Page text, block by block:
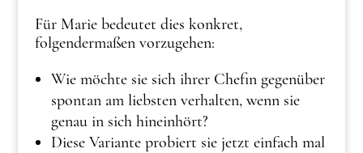
Für Marie bedeutet dies konkret,
folgendermaßen vorzugehen:
Wie möchte sie sich ihrer Chefin gegenüber
spontan am liebsten verhalten, wenn sie
genau in sich hineinhört?
Diese Variante probiert sie jetzt einfach mal